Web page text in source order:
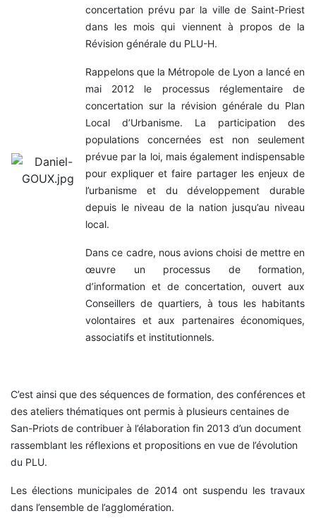
concertation prévu par la ville de Saint-Priest
dans les mois qui viennent à propos de la
Révision générale du PLU-H.
Rappelons que la Métropole de Lyon a lancé en
mai 2012 le processus réglementaire de
concertation sur la révision générale du Plan
Local d’Urbanisme. La participation des
populations concernées est non seulement
prévue par la loi, mais également indispensable
pour expliquer et faire partager les enjeux de
l’urbanisme et du développement durable
depuis le niveau de la nation jusqu’au niveau
local.
Dans ce cadre, nous avions choisi de mettre en
œuvre un processus de formation,
d’information et de concertation, ouvert aux
Conseillers de quartiers, à tous les habitants
volontaires et aux partenaires économiques,
associatifs et institutionnels.
C’est ainsi que des séquences de formation, des conférences et
des ateliers thématiques ont permis à plusieurs centaines de
San-Priots de contribuer à l’élaboration fin 2013 d’un document
rassemblant les réflexions et propositions en vue de l’évolution
du PLU.
Les élections municipales de 2014 ont suspendu les travaux
dans l’ensemble de l’agglomération.